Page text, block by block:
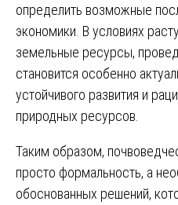
определить возможные
экономики. В условиях
земельные ресурсы,
становится особенно
устойчивого развития и
природных ресурсов.
Таким образом,
просто формальность, а
обоснованных решений,